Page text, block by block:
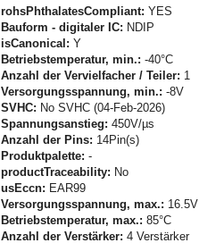
rohsPhthalatesCompliant: YES
Bauform - digitaler IC: NDIP
isCanonical: Y
Betriebstemperatur, min.: -40°C
Anzahl der Vervielfacher / Teiler: 1
Versorgungsspannung, min.: -8V
SVHC: No SVHC (04-Feb-2026)
Spannungsanstieg: 450V/µs
Anzahl der Pins: 14Pin(s)
Produktpalette: -
productTraceability: No
usEccn: EAR99
Versorgungsspannung, max.: 16.5V
Betriebstemperatur, max.: 85°C
Anzahl der Verstärker: 4 Verstärker